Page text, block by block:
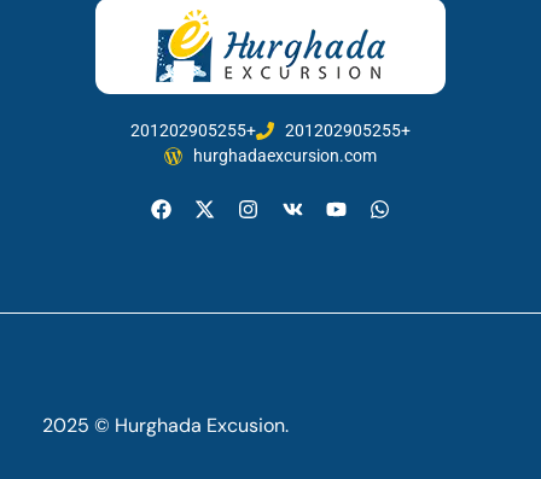
201202905255+
201202905255+
hurghadaexcursion.com
2025 © Hurghada Excusion.